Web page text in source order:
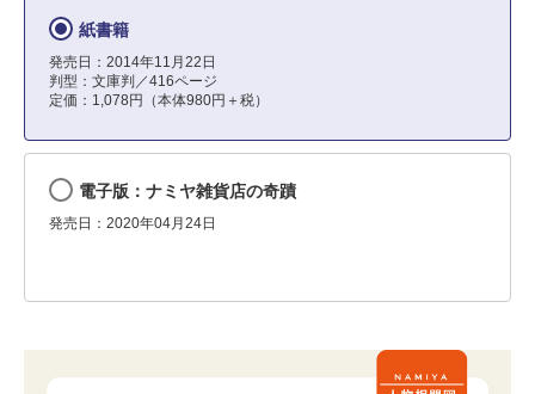
紙書籍
発売日：2014年11月22日
判型：文庫判／416ページ
定価：1,078円（本体980円＋税）
電子版：ナミヤ雑貨店の奇蹟
発売日：2020年04月24日